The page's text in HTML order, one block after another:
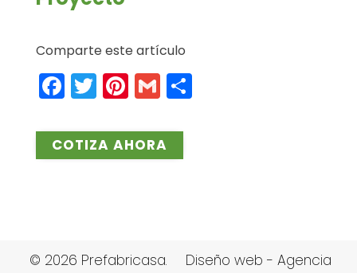
Comparte este artículo
Facebook
Twitter
Pinterest
GmailCompartir
COTIZA AHORA
© 2026 Prefabricasa.
Diseño web - Agencia